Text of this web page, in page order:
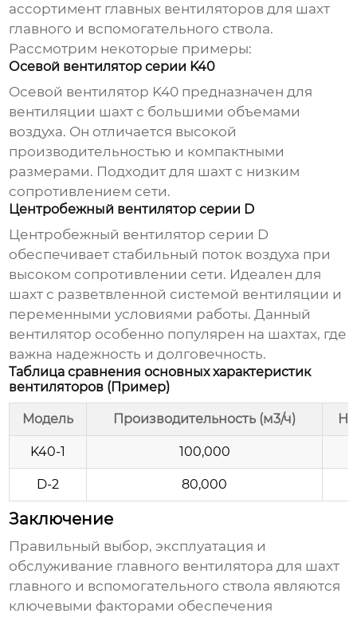
ассортимент главных вентиляторов для шахт
главного и вспомогательного ствола.
Рассмотрим некоторые примеры:
Осевой вентилятор серии K40
Осевой вентилятор K40 предназначен для
вентиляции шахт с большими объемами
воздуха. Он отличается высокой
производительностью и компактными
размерами. Подходит для шахт с низким
сопротивлением сети.
Центробежный вентилятор серии D
Центробежный вентилятор серии D
обеспечивает стабильный поток воздуха при
высоком сопротивлении сети. Идеален для
шахт с разветвленной системой вентиляции и
переменными условиями работы. Данный
вентилятор особенно популярен на шахтах, где
важна надежность и долговечность.
Таблица сравнения основных характеристик
вентиляторов (Пример)
Модель Производительность (м3/ч)
K40-1 100,000
D-2 80,000
Заключение
Правильный выбор, эксплуатация и
обслуживание главного вентилятора для шахт
главного и вспомогательного ствола являются
ключевыми факторами обеспечения